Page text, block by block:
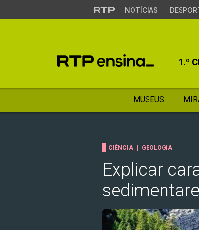
NOTÍCIAS
1.º
MUSEUS
CIÊNCIA GEOLOGIA
Explicar